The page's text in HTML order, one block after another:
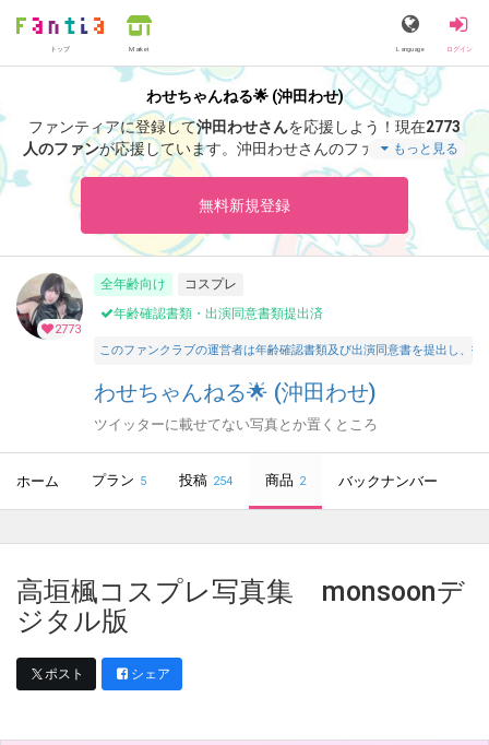
トップ Market Language ログイン
わせちゃんねる🌟 (沖田わせ)
ファンティアに登録して沖田わせさんを応援しよう！ 現在2773
人のファンが応援しています。 沖田わせさんのファンクラブ「沖
田わせ 」では、「7月さよなら
」などの特別なコンテンツをお楽
もっと見る
無料新規登録
2773
全年齢向け
コスプレ
年齢確認書類・出演同意書類提出済
このファンクラブの運営者は年齢確認書類及び出演同意書を提出し、
わせちゃんねる🌟 (沖田わせ)
ツイッターに載せてない写真とか置くところ
ホーム プラン 5 投稿 254 商品 2 バックナンバー
高垣楓コスプレ写真集 monsoonデ
ジタル版
ポスト シェア